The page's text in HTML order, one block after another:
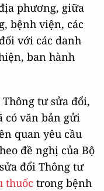
phương, giữa
bệnh viện, các
với các danh
ban hành
tư sửa đổi,
có văn bản gửi
quan yêu cầu
đề nghị của Bộ
đổi Thông tư
thuốc trong bệnh